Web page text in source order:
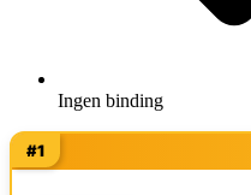
Ingen binding
#1